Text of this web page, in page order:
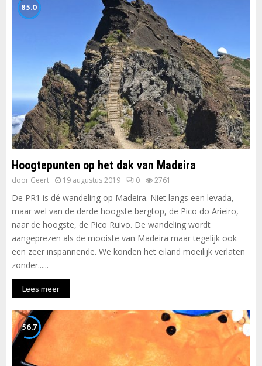
85.0
Hoogtepunten op het dak van Madeira
door Geert 19 augustus 2019 0 2761
De PR1 is dé wandeling op Madeira. Niet langs een levada,
maar wel van de derde hoogste bergtop, de Pico do Arieiro,
naar de hoogste, de Pico Ruivo. De wandeling wordt
aangeprezen als de mooiste van Madeira maar tegelijk ook
een zeer inspannende. We konden het eiland moeilijk verlaten
zonder......
Lees meer
56.7